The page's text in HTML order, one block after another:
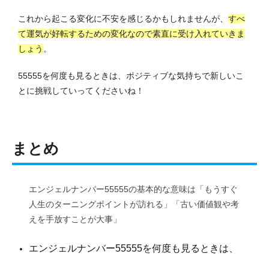
これから起こる変化に不安を感じるかもしれませんが、 すべ
て運気が好転するための変化なので素直に受け入れていきま
しょう 。
55555を何度も見るときは、ポジティブな気持ちで新しいこ
とに挑戦していってくださいね！
まとめ
エンジェルナンバー55555の基本的な意味は「もうすぐ
人生のターニングポイントが訪れる」「古い価値観や考
えを手放すことが大事」
エンジェルナンバー55555を何度も見るときは、